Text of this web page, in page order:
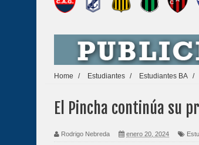
Home / Estudiantes / Estudiantes BA /
El Pincha continúa su
Rodrigo Nebreda enero 20, 2024